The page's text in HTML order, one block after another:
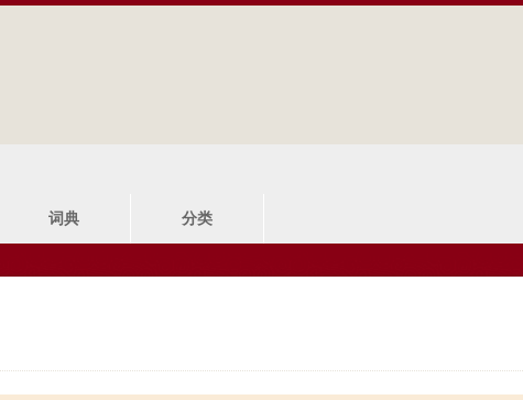
词典 分类